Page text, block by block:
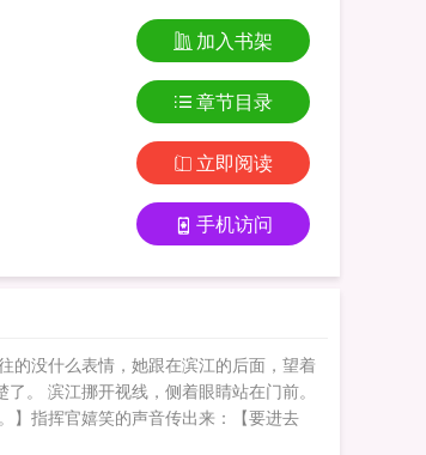
加入书架
章节目录
立即阅读
手机访问
的没什么表情，她跟在滨江的后面，望着
。 滨江挪开视线，侧着眼睛站在门前。
指挥官嬉笑的声音传出来：【要进去